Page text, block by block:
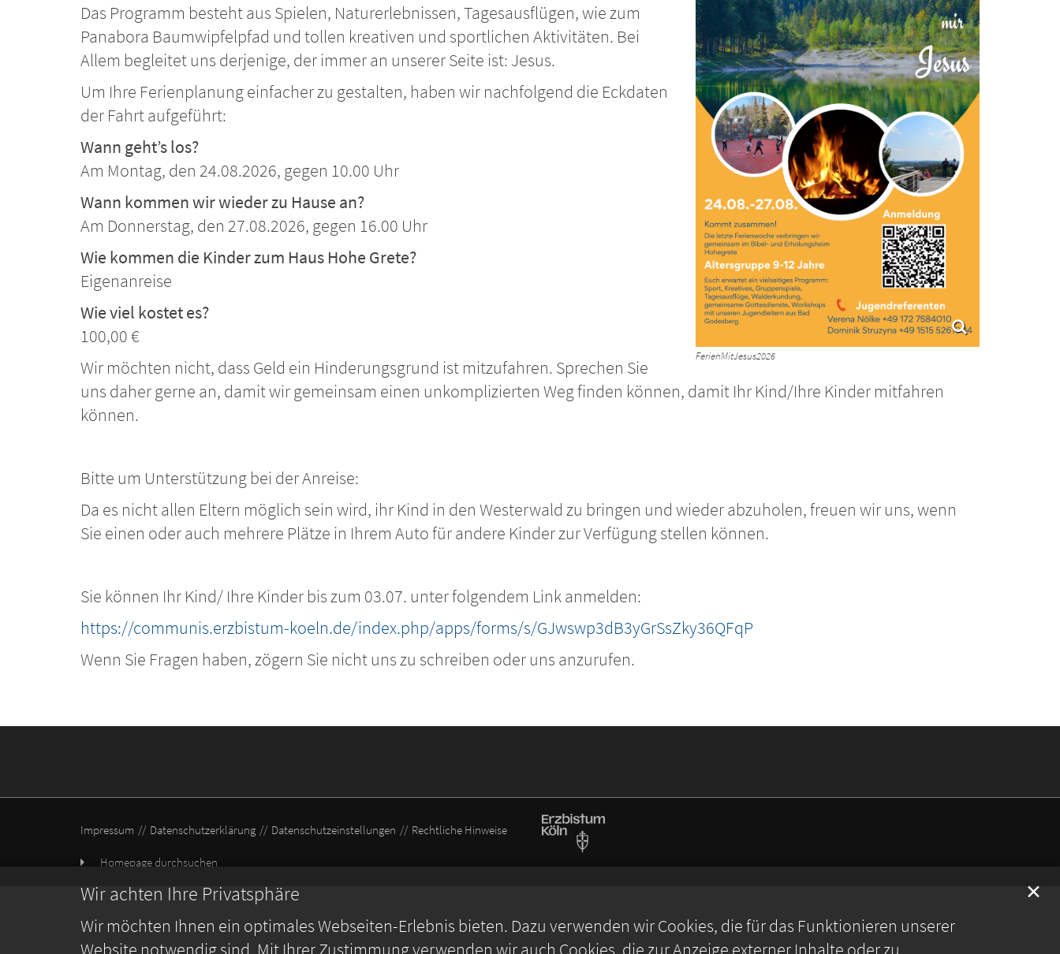
Wir achten Ihre Privatsphäre
Wir möchten Ihnen ein optimales Webseiten-Erlebnis bieten. Dazu verwenden wir Cookies, die für das Funktionieren unserer
Website notwendig sind. Mit Ihrer Zustimmung verwenden wir auch Cookies, die zur Anzeige externer Inhalte oder zu
✕
FerienMitJesus2026
Das Programm besteht aus Spielen, Naturerlebnissen, Tagesausflügen, wie zum
Panabora Baumwipfelpfad und tollen kreativen und sportlichen Aktivitäten. Bei
Allem begleitet uns derjenige, der immer an unserer Seite ist: Jesus.
Um Ihre Ferienplanung einfacher zu gestalten, haben wir nachfolgend die Eckdaten
der Fahrt aufgeführt:
Wann geht’s los?
Am Montag, den 24.08.2026, gegen 10.00 Uhr
Wann kommen wir wieder zu Hause an?
Am Donnerstag, den 27.08.2026, gegen 16.00 Uhr
Wie kommen die Kinder zum Haus Hohe Grete?
Eigenanreise
Wie viel kostet es?
100,00 €
Wir möchten nicht, dass Geld ein Hinderungsgrund ist mitzufahren. Sprechen Sie
uns daher gerne an, damit wir gemeinsam einen unkomplizierten Weg finden können, damit Ihr Kind/Ihre Kinder mitfahren
können.
Bitte um Unterstützung bei der Anreise:
Da es nicht allen Eltern möglich sein wird, ihr Kind in den Westerwald zu bringen und wieder abzuholen, freuen wir uns, wenn
Sie einen oder auch mehrere Plätze in Ihrem Auto für andere Kinder zur Verfügung stellen können.
Sie können Ihr Kind/ Ihre Kinder bis zum 03.07. unter folgendem Link anmelden:
https://communis.erzbistum-koeln.de/index.php/apps/forms/s/GJwswp3dB3yGrSsZky36QFqP
Wenn Sie Fragen haben, zögern Sie nicht uns zu schreiben oder uns anzurufen.
Impressum Datenschutzerklärung Datenschutzeinstellungen Rechtliche Hinweise
Homepage durchsuchen